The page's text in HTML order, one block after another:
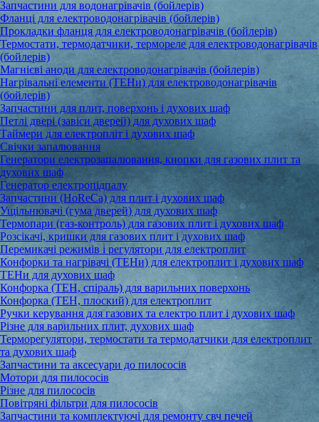
Запчастини для водонагрівачів (бойлерів)
Фланці для електроводонагрівачів (бойлерів)
Прокладки фланця для електроводонагрівачів (бойлерів)
Термостати, термодатчики, термореле для електроводонагрівачів
(бойлерів)
Магнієві аноди для електроводонагрівачів (бойлерів)
Нагрівальні елементи (ТЕНи) для електроводонагрівачів
(бойлерів)
Запчастини для плит, поверхонь і духових шаф
Петлі двері (завіси дверей) для духових шаф
Таймери для електропліт і духових шаф
Свічки запалювання
Генератори електрозапалювання, кнопки для газових плит та
духових шаф
Генератор електропідпалу
Запчастини (HoReCa) для плит і духових шаф
Ущільнювачі (гума дверей) для духових шаф
Термопари (газ-контроль) для газових плит і духових шаф
Розсікачі, кришки для газових плит і духових шаф
Перемикачі режимів і регулятори для електроплит
Конфорки та нагрівачі (ТЕНи) для електроплит і духових шаф
ТЕНи для духових шаф
Конфорка (ТЕН, спіраль) для варильних поверхонь
Конфорка (ТЕН, плоский) для електроплит
Ручки керування для газових та електро плит і духових шаф
Різне для варильних плит, духових шаф
Терморегулятори, термостати та термодатчики для електроплит
та духових шаф
Запчастини та аксесуари до пилососів
Мотори для пилососів
Різне для пилососів
Повітряні фільтри для пилососів
Запчастини та комплектуючі для ремонту свч печей